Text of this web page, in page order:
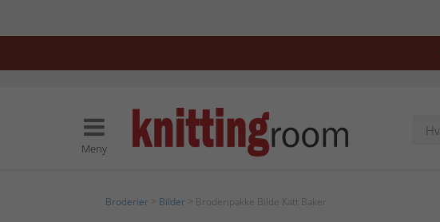
Meny
Broderier Bilder > Broderipakke Bilde Katt Baker